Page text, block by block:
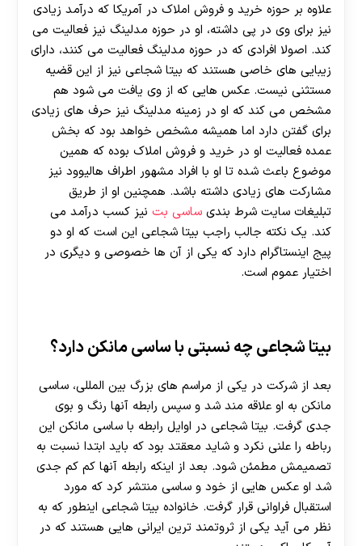
علاوه بر حوزه خرید و فروش املاک در آمریکا که درآمد زیادی
نیز برای وی در پی داشته، او در حوزه مدلینگ نیز فعالیت می
کند. اصولا افرادی که در حوزه مدلینگ فعالیت می کنند، دارای
زیبایی های خاصی هستند که بیتا شجاعی نیز از این قضیه
مستثنی نیست. عکس هایی که از وی یافت می شود هم
مشخص می کند که او در زمینه مدلینگ نیز حرف های زیادی
برای گفتن دارد اما همیشه مشخص خواهد بود که بخش
عمده فعالیت او در خرید و فروش املاک بوده که همین
موضوع باعث شده تا او با افراد مشهور اطراف هالیوود نیز
مشارکت های زیادی داشته باشد. همچنین او از طریق
تبلیغات سایت شرط بندی ساسی بت نیز کسب درآمد می
کند. یک نکته جالب راجب بیتا شجاعی این است که او دو
پیج اینستاگرام دارد که یکی از آن ها خصوصی و دیگری در
اختیار عموم است.
بیتا شجاعی چه نسبتی با ساسی مانکن دارد؟
بعد از شرکت در یکی از مراسم های بزرگ بین المللی، ساسی
مانکن به او علاقه مند شد و سپس رابطه آنها رنگ و بوی
جدی گرفت. بیتا شجاعی در اوایل رابطه با ساسی مانکن این
رباطه را علنی نکرد و شاید معقتد بود که باید ابتدا نسبت به
تصمیمش مطمئن شود. بعد از اینکه رابطه آنها کم کم جدی
شد او عکس هایی از خود و ساسی منتشر کرد که مورد
استقبال فراوانی قرار گرفت. خانواده بیتا شجاعی اینطور که به
نظر می آید یکی از ثروتمند ترین ایرانی هایی هستند که در